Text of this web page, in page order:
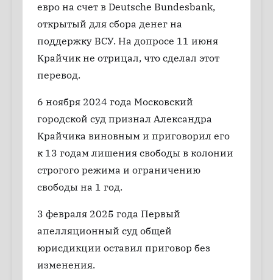
евро на счет в Deutsche Bundesbank,
открытый для сбора денег на
поддержку ВСУ. На допросе 11 июня
Крайчик не отрицал, что сделал этот
перевод.
6 ноября 2024 года Московский
городской суд признал Александра
Крайчика виновным и приговорил его
к 13 годам лишения свободы в колонии
строгого режима и ограничению
свободы на 1 год.
3 февраля 2025 года Первый
апелляционный суд общей
юрисдикции оставил приговор без
изменения.